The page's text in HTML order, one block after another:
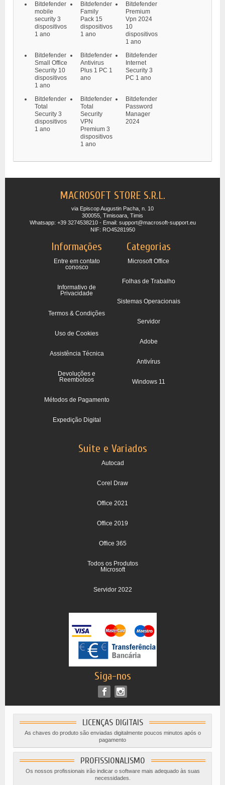
Bitdefender
mobile
security 3
dispositivos
1 ano
Bitdefender
Family
Pack 15
dispositivos
1 ano
Bitdefender
Premium
Vpn 2024
10
dispositivos
1 ano
Bitdefender
Small Office
Security 10
dispositivos
1 ano
Bitdefender
Antivirus
Plus 1 PC 1
ano
Bitdefender
Internet
Security 3
PC 1 ano
Bitdefender
Total
Security 3
dispositivos
1 ano
Bitdefender
Total
Security
VPN
Premium 3
dispositivos
1 ano
Bitdefender
Password
Manager
2024
MACROSOFT STORE S.R.L.
via Episcop Augustin Pacha, n. 10
300055, Timisoara, Timis
Whatsapp: +39 3274538210 - Email: support@macrosoft-support.eu
NIF: RO45281950
Informações
Entre em contato
conosco
Informativo de
Privacidade
Termos & Condições
Uso de Cookies
Assistência Técnica
Devoluções e
Reembolsos
Métodos de Pagamento
Expedição Digital
Categorias
Microsoft Office
Folhas de Trabalho
Sistemas Operacionais
Servidor
Adobe
Antivírus
Windows 11
Suite e Variados
Autocad
Corel Draw
Office 2021
Office 2019
Office 365
Todos os Produtos
Microsoft
Servidor 2022
Siga-nos
LICENÇAS DIGITAIS
As chaves do produto são enviadas digitalmente poucos minutos após o
pagamento
PROFISSIONALISMO
Os nossos profissionais irão indicar o software mais adequado às suas
necessidades.